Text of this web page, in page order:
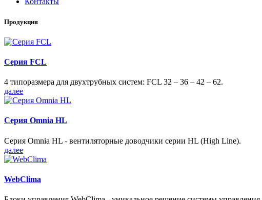
Продукция
Серия FCL
4 типоразмера для двухтрубных систем: FCL 32 – 36 – 42 – 62.
далее
Серия Omnia HL
Серия Omnia HL - вентиляторные доводчики серии HL (High Line).
далее
WebClima